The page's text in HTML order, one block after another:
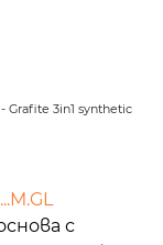
3in1 synthetic
с